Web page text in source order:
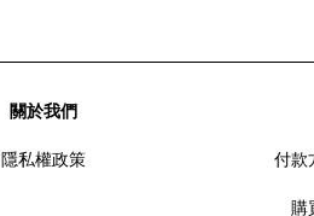
關於我們
隱私權政策 付款
購